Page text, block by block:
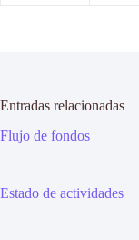
Entradas relacionadas
Flujo de fondos
Estado de actividades